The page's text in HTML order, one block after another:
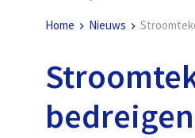
Home Nieuws